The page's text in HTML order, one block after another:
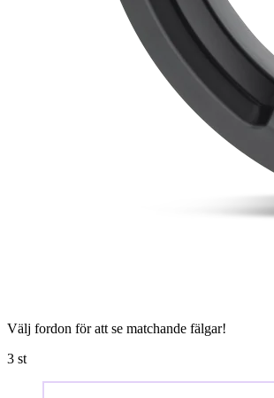
Välj fordon för att se matchande fälgar!
3 st